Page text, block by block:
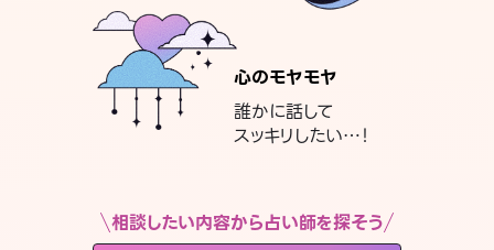
心のモヤモヤ
誰かに話して
スッキリしたい…！
相談したい内容から占い師を探そう